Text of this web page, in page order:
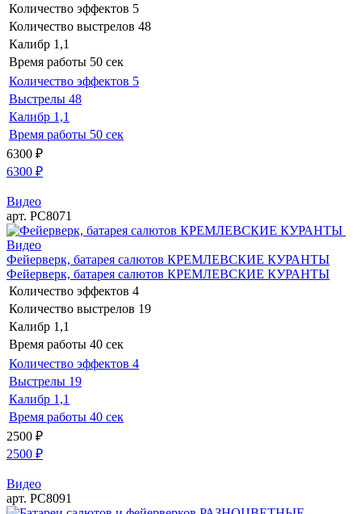
Количество эффектов 5
Количество выстрелов 48
Калибр 1,1
Время работы 50 сек
Количество эффектов 5
Выстрелы 48
Калибр 1,1
Время работы 50 сек
6300 ₽
6300 ₽
Видео
арт. РС8071
Видео
Фейерверк, батарея салютов КРЕМЛЕВСКИЕ КУРАНТЫ
Фейерверк, батарея салютов КРЕМЛЕВСКИЕ КУРАНТЫ
Количество эффектов 4
Количество выстрелов 19
Калибр 1,1
Время работы 40 сек
Количество эффектов 4
Выстрелы 19
Калибр 1,1
Время работы 40 сек
2500 ₽
2500 ₽
Видео
арт. РС8091